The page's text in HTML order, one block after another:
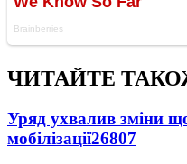
ЧИТАЙТЕ
Уряд ухвалив зміни
мобілізації26807